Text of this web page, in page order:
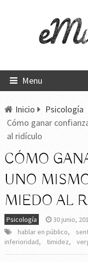
Menu
Inicio
Psicología
Cómo ganar
al ridículo
CÓMO
UNO
MIEDO AL
Psicología 30 junio,
hablar en público,
inferioridad, timidez,